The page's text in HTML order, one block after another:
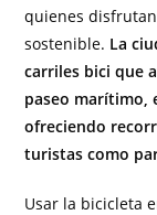
quienes
sostenible. La
carriles bici que
paseo marítimo,
ofreciendo
turistas como
Usar la bicicleta